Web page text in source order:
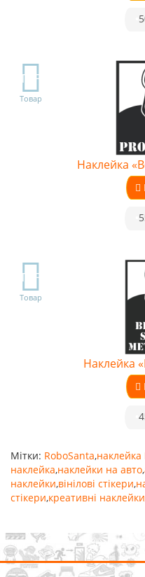
TOP
Товар
Наклейка
TOP
Товар
Наклейка
Мітки: RoboSanta,наклейка
наклейка,наклейки на авто,
наклейки,вінілові стікери,
стікери,креативні наклейки